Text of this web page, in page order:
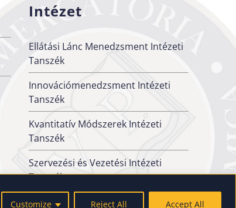
Customize Reject All Accept All
Intézet
Ellátási Lánc Menedzsment Intézeti
Tanszék
Innovációmenedzsment Intézeti
Tanszék
Kvantitatív Módszerek Intézeti
Tanszék
Szervezési és Vezetési Intézeti
Tanszék